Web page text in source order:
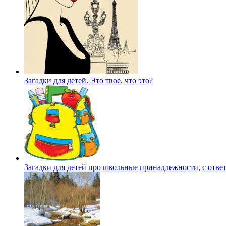
Загадки для детей. Это твое, что это?
Загадки для детей про школьные принадлежности, с